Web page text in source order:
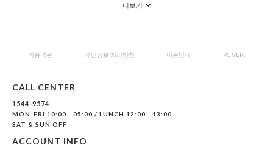
더보기
이용약관 개인정보 처리방침 이용안내 PC VER.
CALL CENTER
1544-9574
MON-FRI 10:00 - 05:00 / LUNCH 12:00 - 13:00
SAT & SUN OFF
ACCOUNT INFO